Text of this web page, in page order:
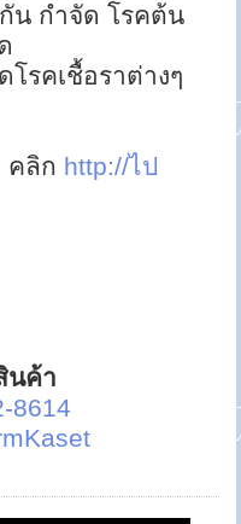
น กำจัด โรคต้น
รคเชื้อราต่างๆ
คลิก http://ไป
นค้า
8614